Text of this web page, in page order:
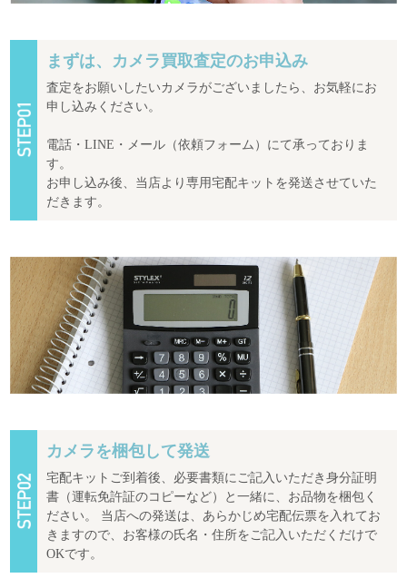
まずは、カメラ買取査定のお申込み
査定をお願いしたいカメラがございましたら、お気軽にお
申し込みください。
電話・LINE・メール（依頼フォーム）にて承っておりま
す。
お申し込み後、当店より専用宅配キットを発送させていた
だきます。
カメラを梱包して発送
宅配キットご到着後、必要書類にご記入いただき身分証明
書（運転免許証のコピーなど）と一緒に、お品物を梱包く
ださい。 当店への発送は、あらかじめ宅配伝票を入れてお
きますので、お客様の氏名・住所をご記入いただくだけで
OKです。